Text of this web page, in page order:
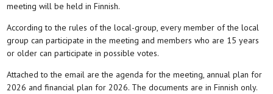
meeting will be held in Finnish.
According to the rules of the local-group, every member of the local
group can participate in the meeting and members who are 15 years
or older can participate in possible votes.
Attached to the email are the agenda for the meeting, annual plan for
2026 and financial plan for 2026. The documents are in Finnish only.